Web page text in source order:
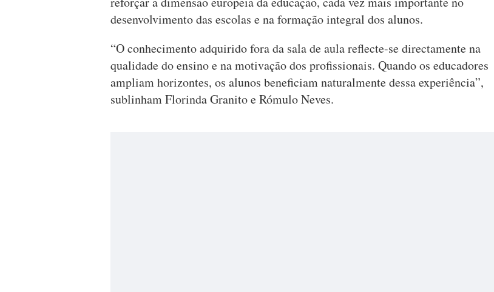
desenvolvimento das escolas e na formação integral dos alunos.
“O conhecimento adquirido fora da sala de aula reflecte-se directamente na
qualidade do ensino e na motivação dos profissionais. Quando os educadores
ampliam horizontes, os alunos beneficiam naturalmente dessa experiência”,
sublinham Florinda Granito e Rómulo Neves.